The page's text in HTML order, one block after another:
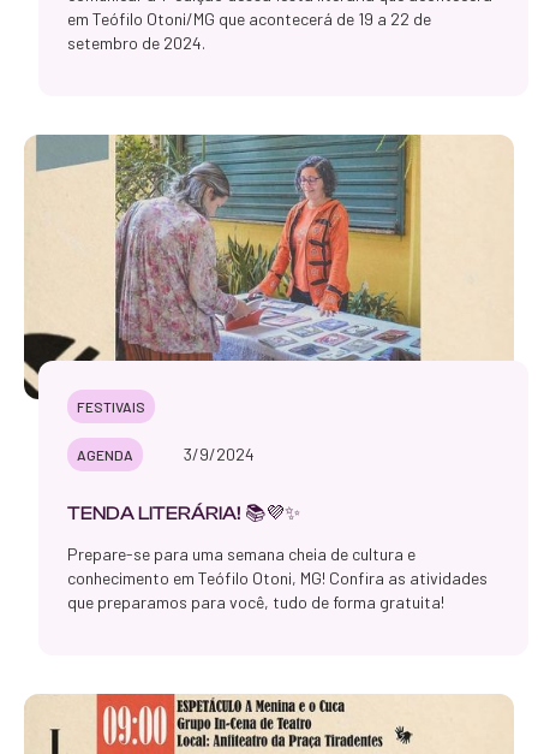
em Teófilo Otoni/MG que acontecerá de 19 a 22 de
setembro de 2024.
FESTIVAIS
AGENDA 3/9/2024
TENDA LITERÁRIA! 📚💜✨
Prepare-se para uma semana cheia de cultura e
conhecimento em Teófilo Otoni, MG! Confira as atividades
que preparamos para você, tudo de forma gratuita!